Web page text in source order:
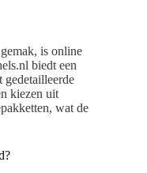
is online
biedt een
gedetailleerde
kiezen uit
wat de